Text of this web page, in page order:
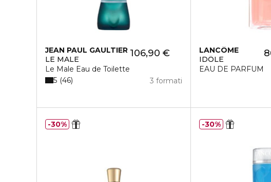
JEAN PAUL GAULTIER
LE MALE
Le Male Eau de Toilette
106,90 €
3 formati
5 46
LANCÔME
IDÔLE
EAU DE PARFUM
30% 30%